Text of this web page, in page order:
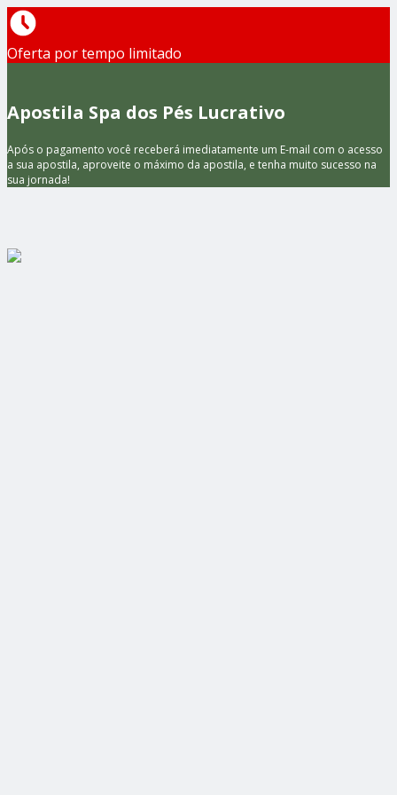
Oferta por tempo limitado
Apostila Spa dos Pés Lucrativo
Após o pagamento você receberá imediatamente um E-mail com o acesso
a sua apostila, aproveite o máximo da apostila, e tenha muito sucesso na
sua jornada!